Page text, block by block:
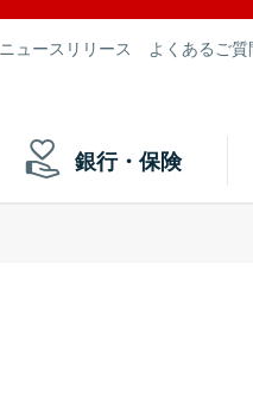
ニュースリリース よくあるご
銀行・保険